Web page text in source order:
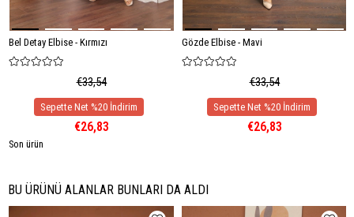
Bel Detay Elbise - Kırmızı
€33,54
€26,83
Son ürün
Gözde Elbise - Mavi
€33,54
€26,83
BU ÜRÜNÜ ALANLAR BUNLARI DA ALDI